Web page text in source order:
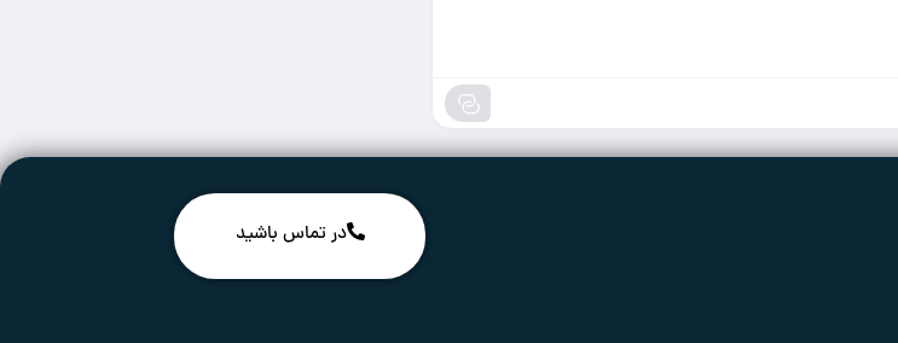
در تماس باشید